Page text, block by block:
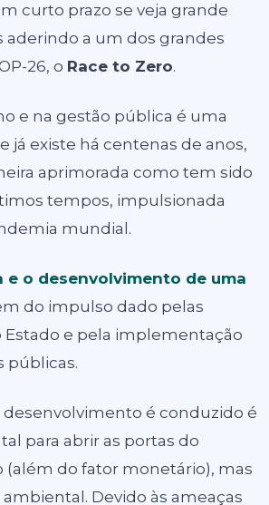
curto prazo se veja grande
aderindo a um dos grandes
26, o Race to Zero.
e na gestão pública é uma
já existe há centenas de anos,
aprimorada como tem sido
tempos, impulsionada
mundial.
e o desenvolvimento de uma
do impulso dado pelas
Estado e pela implementação
públicas.
é conduzido é
para abrir as portas do
do fator monetário), mas
Devido às ameaças